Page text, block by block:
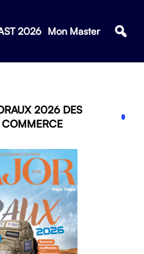
2026 Mon Master
2026 DES